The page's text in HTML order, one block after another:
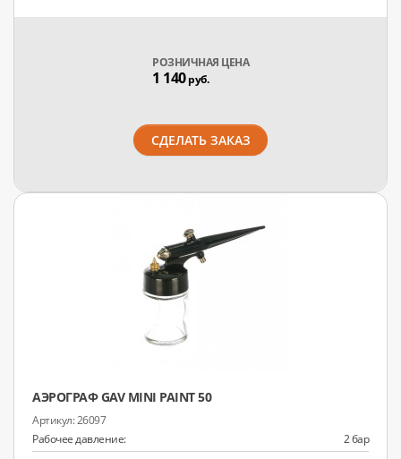
РОЗНИЧНАЯ ЦЕНА
1 140руб.
СДЕЛАТЬ ЗАКАЗ
АЭРОГРАФ GAV MINI PAINT 50
26097
Рабочее давление:
2 бар